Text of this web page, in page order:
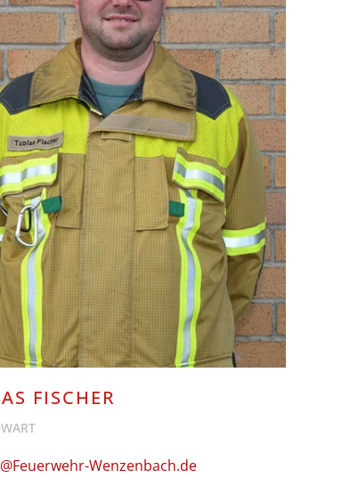
FISCHER
Wenzenbach.de